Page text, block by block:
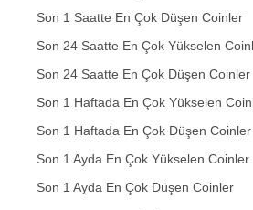
Son 1 Saatte En Çok Düşen Coinler
Son 24 Saatte En Çok Yükselen
Son 24 Saatte En Çok Düşen Coinler
Son 1 Haftada En Çok Yükselen
Son 1 Haftada En Çok Düşen Coinler
Son 1 Ayda En Çok Yükselen Coinler
Son 1 Ayda En Çok Düşen Coinler